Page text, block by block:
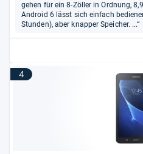
gehen für ein 8-Zöller in Ordnung,
Android 6 lässt sich einfach
Stunden), aber knapper Speicher. ...“
4